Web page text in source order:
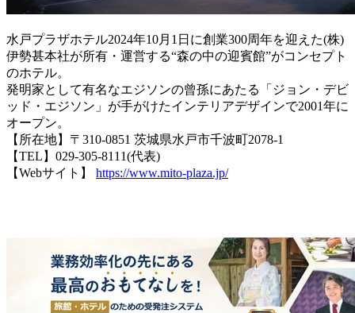
水戸プラザホテル2024年10月1日に創業300周年を迎えた(株)
伊勢甚本社が所有・運営する“森の中の迎賓館”がコンセプト
のホテル。
発明家として有名なエジソンの曾孫にあたる「ジョン・デビ
ッド・エジソン」が手がけたインテリアデザインで2001年に
オープン。
【所在地】〒310-0851 茨城県水戸市千波町2078-1
【TEL】029-305-8111(代表)
【Webサイト】 https://www.mito-plaza.jp/